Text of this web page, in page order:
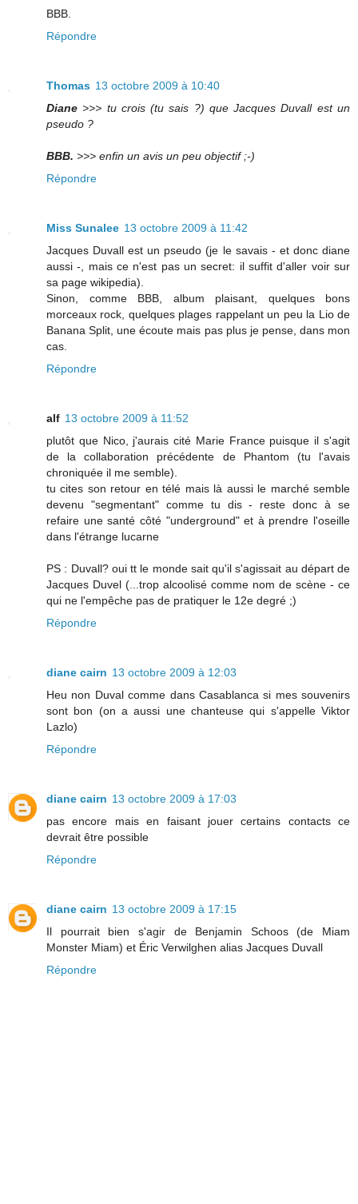
BBB.
Répondre
Thomas 13 octobre 2009 à 10:40
Diane>>> tu crois (tu sais ?) que Jacques Duvall est un
pseudo ?
BBB. >>> enfin un avis un peu objectif ;-)
Répondre
Miss Sunalee 13 octobre 2009 à 11:42
Jacques Duvall est un pseudo (je le savais - et donc diane
aussi -, mais ce n'est pas un secret: il suffit d'aller voir sur
sa page wikipedia).
Sinon, comme BBB, album plaisant, quelques bons
morceaux rock, quelques plages rappelant un peu la Lio de
Banana Split, une écoute mais pas plus je pense, dans mon
cas.
Répondre
alf 13 octobre 2009 à 11:52
plutôt que Nico, j'aurais cité Marie France puisque il s'agit
de la collaboration précédente de Phantom (tu l'avais
chroniquée il me semble).
tu cites son retour en télé mais là aussi le marché semble
devenu "segmentant" comme tu dis - reste donc à se
refaire une santé côté "underground" et à prendre l'oseille
dans l'étrange lucarne
PS : Duvall? oui tt le monde sait qu'il s'agissait au départ de
Jacques Duvel (...trop alcoolisé comme nom de scène - ce
qui ne l'empêche pas de pratiquer le 12e degré ;)
Répondre
diane cairn 13 octobre 2009 à 12:03
Heu non Duval comme dans Casablanca si mes souvenirs
sont bon (on a aussi une chanteuse qui s'appelle Viktor
Lazlo)
Répondre
diane cairn 13 octobre 2009 à 17:03
pas encore mais en faisant jouer certains contacts ce
devrait être possible
Répondre
diane cairn 13 octobre 2009 à 17:15
Il pourrait bien s'agir de Benjamin Schoos (de Miam
Monster Miam) et Éric Verwilghen alias Jacques Duvall
Répondre